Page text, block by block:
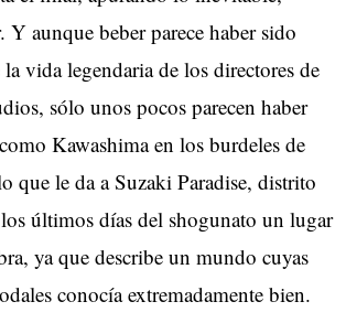
Y aunque beber parece haber sido
vida legendaria de los directores de
sólo unos pocos parecen haber
Kawashima en los burdeles de
le da a Suzaki Paradise, distrito
últimos días del shogunato un lugar
ya que describe un mundo cuyas
conocía extremadamente bien.